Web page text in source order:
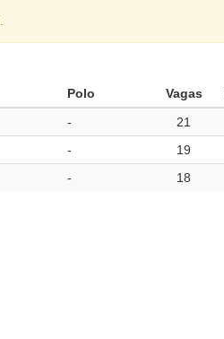
Polo Vagas
- 21
- 19
- 18